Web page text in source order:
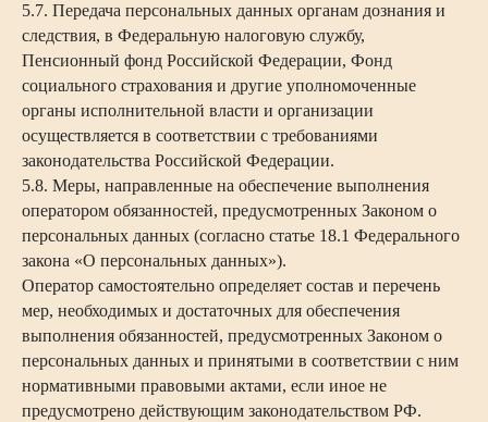
5.7. Передача персональных данных органам дознания и
следствия, в Федеральную налоговую службу,
Пенсионный фонд Российской Федерации, Фонд
социального страхования и другие уполномоченные
органы исполнительной власти и организации
осуществляется в соответствии с требованиями
законодательства Российской Федерации.
5.8. Меры, направленные на обеспечение выполнения
оператором обязанностей, предусмотренных Законом о
персональных данных (согласно статье 18.1 Федерального
закона «О персональных данных»).
Оператор самостоятельно определяет состав и перечень
мер, необходимых и достаточных для обеспечения
выполнения обязанностей, предусмотренных Законом о
персональных данных и принятыми в соответствии с ним
нормативными правовыми актами, если иное не
предусмотрено действующим законодательством РФ.